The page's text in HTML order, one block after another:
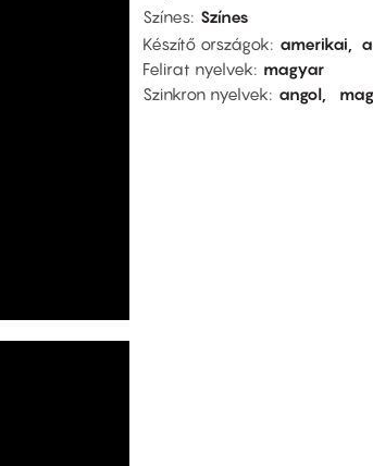
Színes Színes
Készítő országok
amerikai
Felirat nyelvek
magyar
Szinkron nyelvek
angol